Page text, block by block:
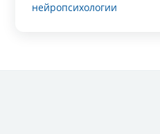
нейропсихологии